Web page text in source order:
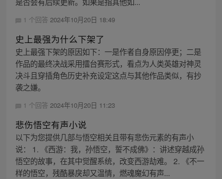
1 个回答 2024年10月20日 18:49
史上最强为什么下架了
史上最强下架的原因如下：一是作者自身原因停更；二是
作品的最终决战采用擂台赛形式，看点为人类英雄对神灵
决斗且穿插角色历史补充设定这点与其他作品类似，有抄
袭之嫌。
1 个回答 2024年10月20日 11:23
悲伤悟空有声小说
以下为您提供几部与悟空相关且带有悲伤元素的有声小
说： 1. 《西游：我，孙悟空，誓不成佛》：讲述穿越成孙
悟空的故事，在其中觉醒系统，改变西游劫难。 2. 《不一
样的悟空，残酷暴戾却又温情，燃魂魔幻有声...